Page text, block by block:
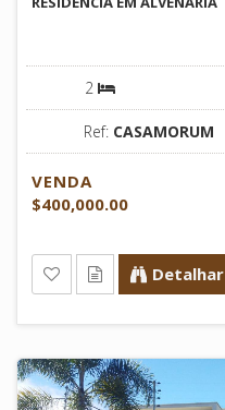
2
Ref: CASAMORUM
VENDA
$400,000.00
Detalhar